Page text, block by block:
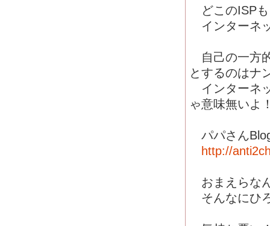
どこのISPも
インターネ
自己の一方
とするのはナ
インターネ
ゃ意味無いよ
パパさん
http://
おまえらな
そんなにひ